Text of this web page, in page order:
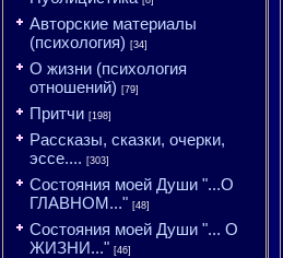
Авторские материалы
(психология) [34]
О жизни (психология
отношений) [79]
Притчи [198]
Рассказы, сказки, очерки,
эссе.... [303]
Состояния моей Души "...О
ГЛАВНОМ..." [48]
Состояния моей Души "... О
ЖИЗНИ..." [46]